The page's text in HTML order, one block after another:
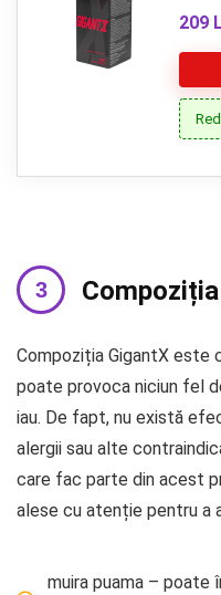
209
Compoziția GigantX este
poate provoca niciun fel
iau. De fapt, nu există
alergii sau alte
care fac parte din acest
alese cu atenție pentru a
muira puama –